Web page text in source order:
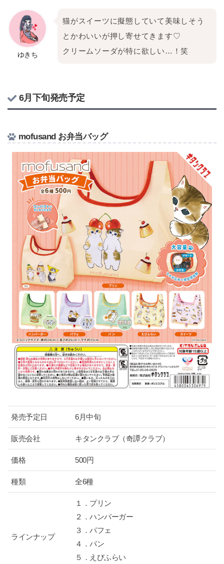
ゆきち
猫がスイーツに擬態していて美味しそう
とかわいいが押し寄せてきます♡
クリームソーダが特に欲しい…！笑
6月下旬発売予定
mofusand お弁当バッグ
発売予定日 6月中旬
販売会社 キタンクラブ（奇譚クラブ）
価格 500円
種類 全6種
ラインナップ
１．プリン
２．ハンバーガー
３．パフェ
４．パン
５．えびふらい